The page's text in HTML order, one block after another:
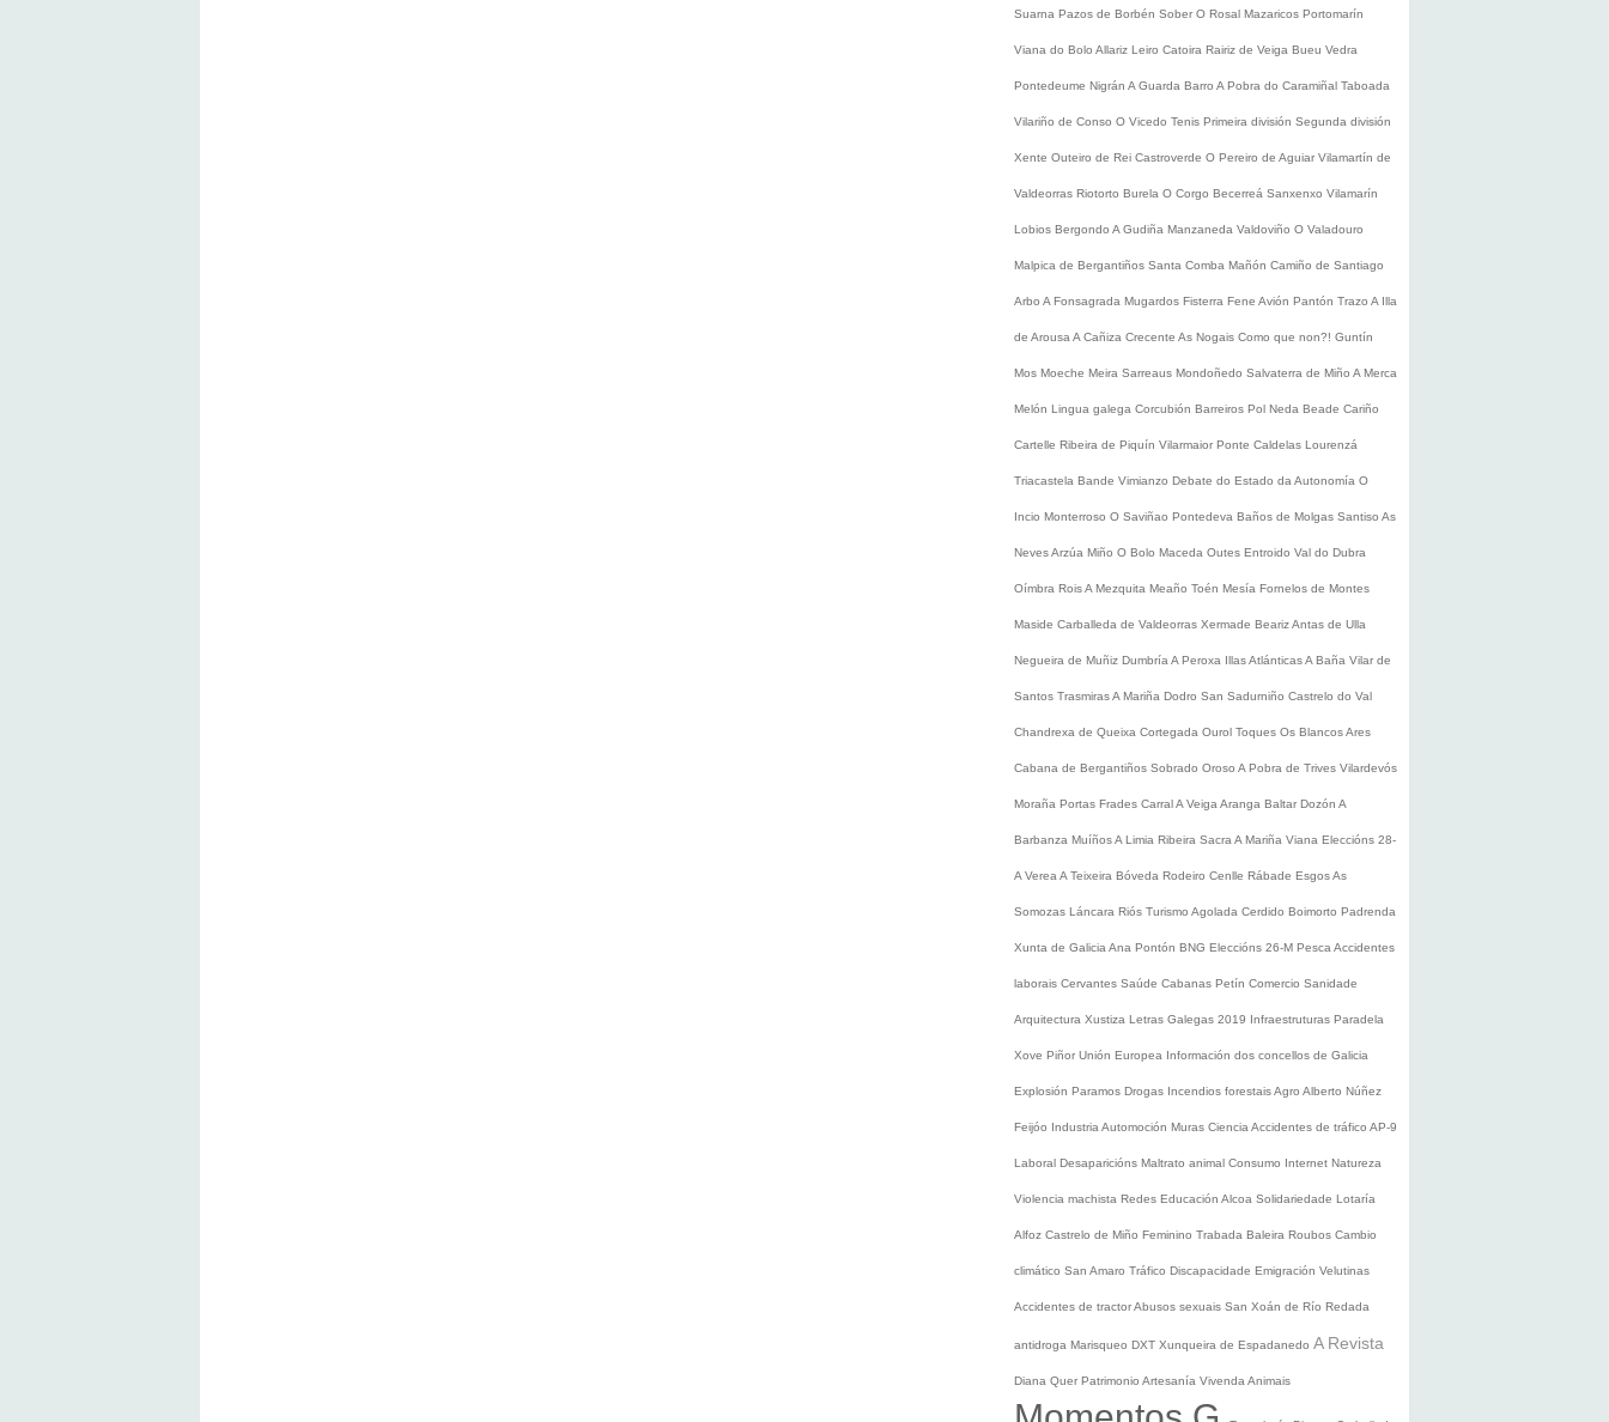
Suarna Pazos de Borbén Sober O Rosal Mazaricos Portomarín
Viana do Bolo Allariz Leiro Catoira Rairiz de Veiga Bueu Vedra
Pontedeume Nigrán A Guarda Barro A Pobra do Caramiñal Taboada
Vilariño de Conso O Vicedo Tenis Primeira división Segunda división
Xente Outeiro de Rei Castroverde O Pereiro de Aguiar Vilamartín de
Valdeorras Riotorto Burela O Corgo Becerreá Sanxenxo Vilamarín
Lobios Bergondo A Gudiña Manzaneda Valdoviño O Valadouro
Malpica de Bergantiños Santa Comba Mañón Camiño de Santiago
Arbo A Fonsagrada Mugardos Fisterra Fene Avión Pantón Trazo A Illa
de Arousa A Cañiza Crecente As Nogais Como que non?! Guntín
Mos Moeche Meira Sarreaus Mondoñedo Salvaterra de Miño A Merca
Melón Lingua galega Corcubión Barreiros Pol Neda Beade Cariño
Cartelle Ribeira de Piquín Vilarmaior Ponte Caldelas Lourenzá
Triacastela Bande Vimianzo Debate do Estado da Autonomía O
Incio Monterroso O Saviñao Pontedeva Baños de Molgas Santiso As
NevesArzúa Miño O Bolo Maceda Outes Entroido Val do Dubra
Oímbra RoisA Mezquita Meaño Toén Mesía Fornelos de Montes
Maside Carballeda de Valdeorras Xermade BearizAntas de Ulla
Negueira de Muñiz Dumbría A Peroxa Illas AtlánticasA Baña Vilar de
Santos TrasmirasA Mariña Dodro San Sadurniño Castrelo do Val
Chandrexa de Queixa Cortegada Ourol Toques Os BlancosAres
Cabana de Bergantiños Sobrado Oroso A Pobra de Trives Vilardevós
Moraña Portas Frades CarralA Veiga Aranga Baltar Dozón A
Barbanza MuíñosA Limia Ribeira Sacra A Mariña Viana Eleccións 28-
A Verea A Teixeira Bóveda Rodeiro Cenlle Rábade EsgosAs
Somozas Láncara Riós Turismo Agolada Cerdido Boimorto Padrenda
Xunta de Galicia Ana Pontón BNG Eleccións 26-M Pesca Accidentes
laborais Cervantes Saúde Cabanas Petín Comercio Sanidade
Arquitectura Xustiza Letras Galegas 2019 Infraestruturas Paradela
Xove Piñor Unión Europea Información dos concellos de Galicia
Explosión Paramos Drogas Incendios forestaisAgro Alberto Núñez
Feijóo Industria Automoción Muras Ciencia Accidentes de tráfico AP-9
Laboral Desaparicións Maltrato animal Consumo Internet Natureza
Violencia machista Redes Educación Alcoa Solidariedade Lotaría
Alfoz Castrelo de Miño Feminino Trabada Baleira Roubos Cambio
climático San Amaro Tráfico Discapacidade Emigración Velutinas
Accidentes de tractorAbusos sexuais San Xoán de Río Redada
antidroga Marisqueo DXT Xunqueira de Espadanedo A Revista
Diana Quer Patrimonio Artesanía Vivenda Animais